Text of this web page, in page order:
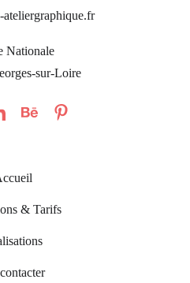
& Tarifs
ateliergraphique.fr
Nationale
sur-Loire